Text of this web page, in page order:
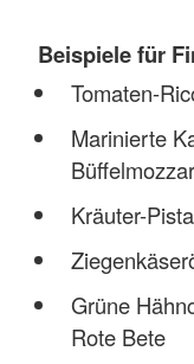
Beispiele für
Tomaten-
Marinierte
Kräuter-
Grüne
Rote Bete